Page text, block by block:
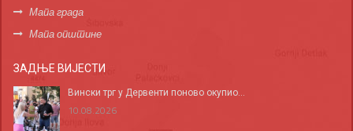
Мапа града
Мапа општине
ЗАДЊЕ ВИЈЕСТИ
Вински трг у Дервенти поново окупио...
10.08.2026